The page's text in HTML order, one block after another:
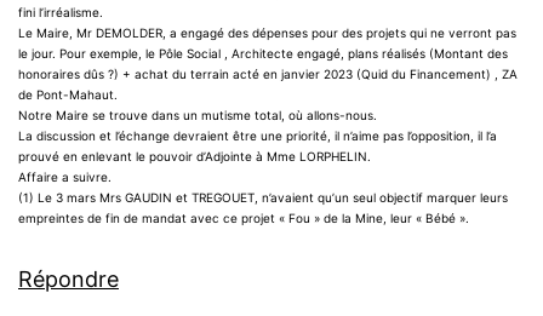
fini l’irréalisme.
Le Maire, Mr DEMOLDER, a engagé des dépenses pour des projets qui ne verront pas
le jour. Pour exemple, le Pôle Social , Architecte engagé, plans réalisés (Montant des
honoraires dûs ?) + achat du terrain acté en janvier 2023 (Quid du Financement) , ZA
de Pont-Mahaut.
Notre Maire se trouve dans un mutisme total, où allons-nous.
La discussion et l’échange devraient être une priorité, il n’aime pas l’opposition, il l’a
prouvé en enlevant le pouvoir d’Adjointe à Mme LORPHELIN.
Affaire a suivre.
(1) Le 3 mars Mrs GAUDIN et TREGOUET, n’avaient qu’un seul objectif marquer leurs
empreintes de fin de mandat avec ce projet « Fou » de la Mine, leur « Bébé ».
Répondre